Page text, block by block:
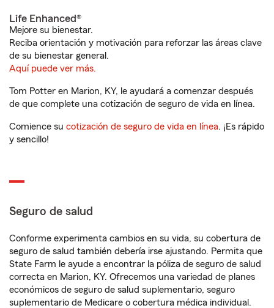
Life Enhanced®
Mejore su bienestar.
Reciba orientación y motivación para reforzar las áreas clave
de su bienestar general.
Aquí puede ver más.
Tom Potter en Marion, KY, le ayudará a comenzar después
de que complete una cotización de seguro de vida en línea.
Comience su cotización de seguro de vida en línea. ¡Es rápido
y sencillo!
Seguro de salud
Conforme experimenta cambios en su vida, su cobertura de
seguro de salud también debería irse ajustando. Permita que
State Farm le ayude a encontrar la póliza de seguro de salud
correcta en Marion, KY. Ofrecemos una variedad de planes
económicos de seguro de salud suplementario, seguro
suplementario de Medicare o cobertura médica individual.